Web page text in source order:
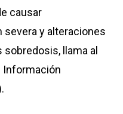
causar
severa y alteraciones
llama al
Información